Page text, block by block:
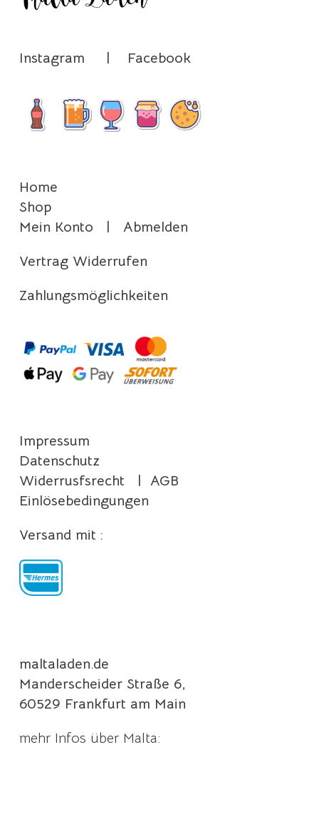
Instagram Facebook
Home
Shop
Mein Konto
Abmelden
Vertrag Widerrufen
Zahlungsmöglichkeiten
Impressum
Datenschutz
Widerrusfsrecht
AGB
Einlösebedingungen
Versand mit :
maltaladen.de
Manderscheider Straße 6,
60529 Frankfurt am Main
mehr Infos über Malta: